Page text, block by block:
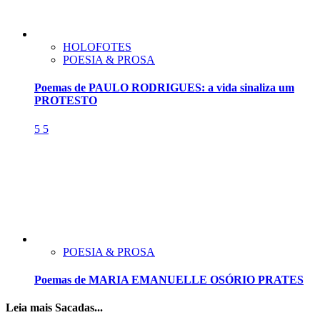
HOLOFOTES
POESIA & PROSA
Poemas de PAULO RODRIGUES: a vida sinaliza um
PROTESTO
5 5
POESIA & PROSA
Poemas de MARIA EMANUELLE OSÓRIO PRATES
Leia mais Sacadas...